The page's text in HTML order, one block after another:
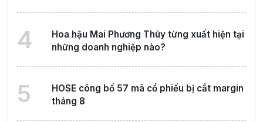
4
Hoa hậu Mai Phương Thúy từng xuất hiện tại
những doanh nghiệp nào?
5
HOSE công bố 57 mã cổ phiếu bị cắt margin
tháng 8